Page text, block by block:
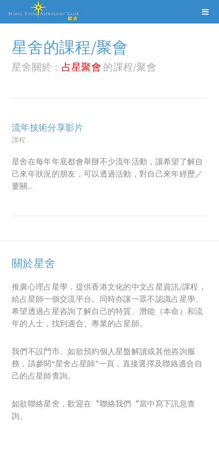
星舍的課程/聚會
星舍關於： 占星聚會 的課程/聚會
流年技術分享影片
課程
星舍在每年年底都會舉辦不少流年活動，讓希望了解自
己來年狀況的朋友，可以透過活動，對自己來年經歷／
要關...
關於星舍
推廣心理占星學，提供香港文化的中文占星資訊/課程，
給占星師一個交流平台。同時亦讓一眾不認識占星學、
希望透過占星咨詢了解自己的特質、潛能（本命）和流
年的人士，找到適合、專業的占星師。
我們不設門市、如欲預約個人星盤解讀或其他咨詢服
務，請參閱“星舍占星師”一頁，直接選擇及聯絡適合自
己的占星師查詢。
如欲聯絡星舍，歡迎在〝聯絡我們〞當中寫下訊息查
詢。